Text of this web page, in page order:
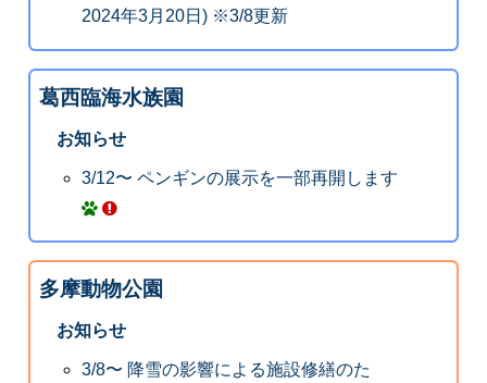
2024年3月20日) ※3/8更新
葛西臨海水族園
お知らせ
3/12〜 ペンギンの展示を一部再開します
多摩動物公園
お知らせ
3/8〜 降雪の影響による施設修繕のた